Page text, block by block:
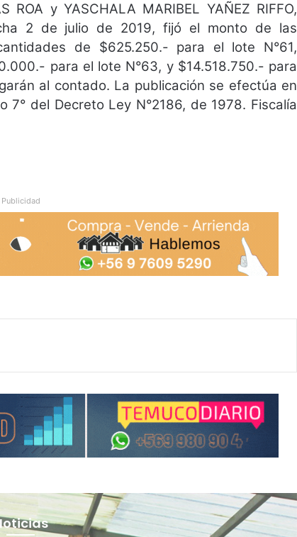
ROA y YASCHALA MARIBEL YAÑEZ RIFFO,
2 de julio de 2019, fijó el monto de las
de $625.250.- para el lote N°61,
para el lote N°63, y $14.518.750.- para
al contado. La publicación se efectúa en
del Decreto Ley N°2186, de 1978. Fiscalía
Publicidad